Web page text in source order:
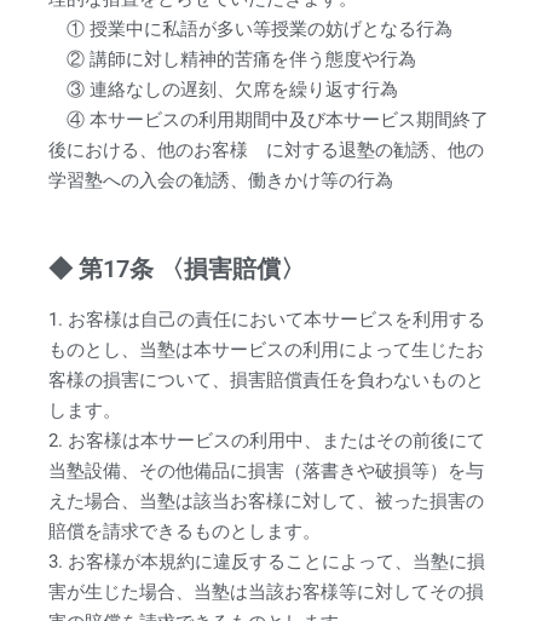
① 授業中に私語が多い等授業の妨げとなる行為
② 講師に対し精神的苦痛を伴う態度や行為
③ 連絡なしの遅刻、欠席を繰り返す行為
④ 本サービスの利用期間中及び本サービス期間終了
後における、他のお客様 に対する退塾の勧誘、他の
学習塾への入会の勧誘、働きかけ等の行為
◆ 第17条 〈損害賠償〉
1. お客様は自己の責任において本サービスを利用する
ものとし、当塾は本サービスの利用によって生じたお
客様の損害について、損害賠償責任を負わないものと
します。
2. お客様は本サービスの利用中、またはその前後にて
当塾設備、その他備品に損害（落書きや破損等）を与
えた場合、当塾は該当お客様に対して、被った損害の
賠償を請求できるものとします。
3. お客様が本規約に違反することによって、当塾に損
害が生じた場合、当塾は当該お客様等に対してその損